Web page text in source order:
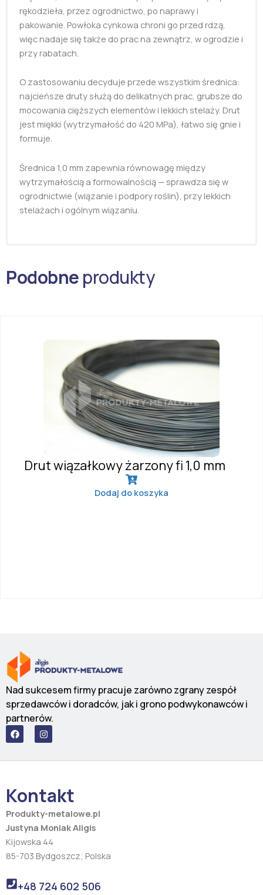
rękodzieła, przez ogrodnictwo, po naprawy i
pakowanie. Powłoka cynkowa chroni go przed rdzą,
więc nadaje się także do prac na zewnątrz, w ogrodzie i
przy rabatach.
O zastosowaniu decyduje przede wszystkim średnica:
najcieńsze druty służą do delikatnych prac, grubsze do
mocowania cięższych elementów i lekkich stelaży. Drut
jest miękki (wytrzymałość do 420 MPa), łatwo się gnie i
formuje.
Średnica 1,0 mm zapewnia równowagę między
wytrzymałością a formowalnością — sprawdza się w
ogrodnictwie (wiązanie i podpory roślin), przy lekkich
stelażach i ogólnym wiązaniu.
Podobneprodukty
Drut wiązałkowy żarzony fi 1,0 mm
Dodaj do koszyka
Nad sukcesem firmy pracuje zarówno zgrany zespół
sprzedawców i doradców, jak i grono podwykonawców i
partnerów.
F
a
c
b
k
I
n
s
a
a
m
Kontakt
Produkty-metalowe.pl
Justyna Moniak Aligis
Kijowska 44
85-703 Bydgoszcz; Polska
+48 724 602 506